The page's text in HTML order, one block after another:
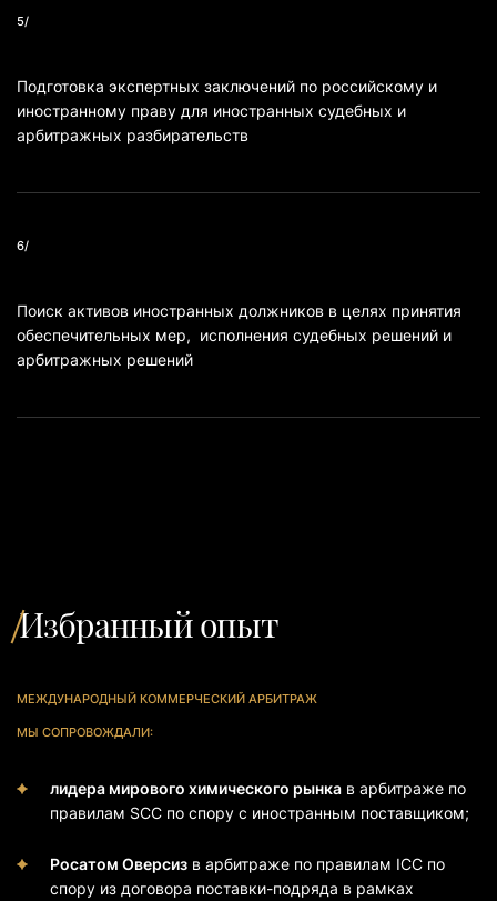
5/
Подготовка экспертных заключений по российскому и
иностранному праву для иностранных судебных и
арбитражных разбирательств
6/
Поиск активов иностранных должников в целях принятия
обеспечительных мер, исполнения судебных решений и
арбитражных решений
Избранный опыт
МЕЖДУНАРОДНЫЙ КОММЕРЧЕСКИЙ АРБИТРАЖ
МЫ СОПРОВОЖДАЛИ:
лидера мирового химического рынка в арбитраже по
правилам SCC по спору с иностранным поставщиком;
Росатом Оверсиз в арбитраже по правилам ICC по
спору из договора поставки-подряда в рамках